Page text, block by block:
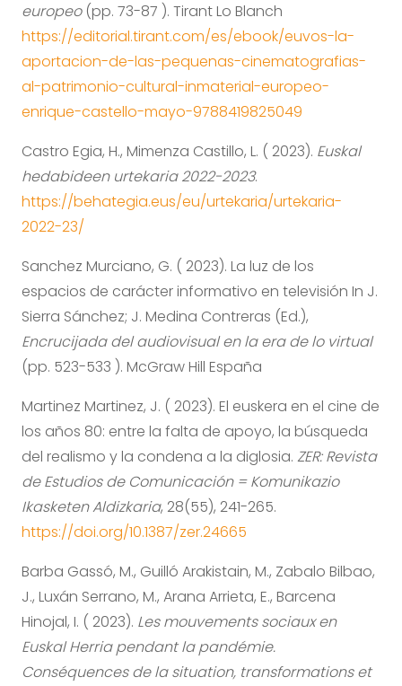
europeo(pp. 73-87 ). Tirant Lo Blanch
https://editorial.tirant.com/es/ebook/euvos-la-
aportacion-de-las-pequenas-cinematografias-
al-patrimonio-cultural-inmaterial-europeo-
enrique-castello-mayo-9788419825049
Castro Egia, H., Mimenza Castillo, L. ( 2023). Euskal
hedabideen urtekaria 2022-2023.
https://behategia.eus/eu/urtekaria/urtekaria-
2022-23/
Sanchez Murciano, G. ( 2023). La luz de los
espacios de carácter informativo en televisión In J.
Sierra Sánchez; J. Medina Contreras (Ed.),
Encrucijada del audiovisual en la era de lo virtual
(pp. 523-533 ). McGraw Hill España
Martinez Martinez, J. ( 2023). El euskera en el cine de
los años 80: entre la falta de apoyo, la búsqueda
del realismo y la condena a la diglosia. ZER: Revista
de Estudios de Comunicación = Komunikazio
Ikasketen Aldizkaria, 28(55), 241-265.
https://doi.org/10.1387/zer.24665
Barba Gassó, M., Guilló Arakistain, M., Zabalo Bilbao,
J., Luxán Serrano, M., Arana Arrieta, E., Barcena
Hinojal, I. ( 2023). Les mouvements sociaux en
Euskal Herria pendant la pandémie.
Conséquences de la situation, transformations et